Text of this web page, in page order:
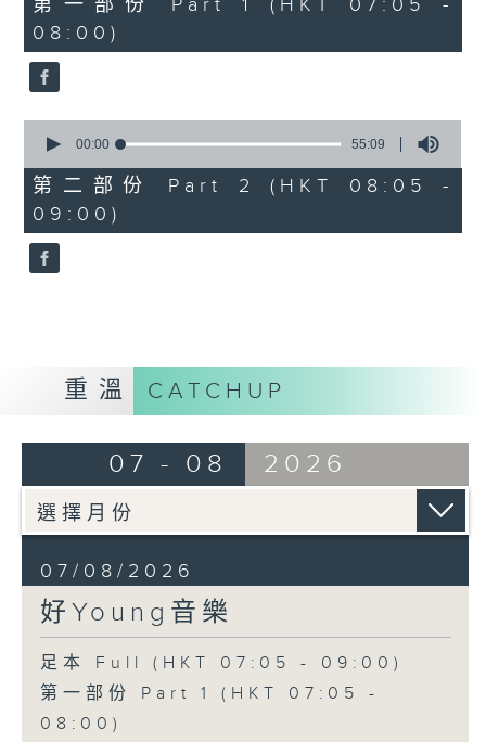
minutes,
0
seconds
第一部份 Part 1 (HKT 07:05 -
08:00)
seconds
55
minutes,
9
seconds
00:00 55:09
第二部份 Part 2 (HKT 08:05 -
09:00)
重溫 CATCHUP
07 - 08 2026
07/08/2026
好Young音樂
足本 Full (HKT 07:05 - 09:00)
第一部份 Part 1 (HKT 07:05 -
08:00)